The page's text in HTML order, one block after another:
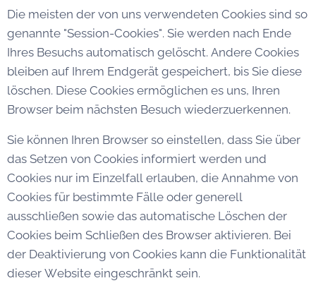
Die meisten der von uns verwendeten Cookies sind so
genannte "Session-Cookies". Sie werden nach Ende
Ihres Besuchs automatisch gelöscht. Andere Cookies
bleiben auf Ihrem Endgerät gespeichert, bis Sie diese
löschen. Diese Cookies ermöglichen es uns, Ihren
Browser beim nächsten Besuch wiederzuerkennen.
Sie können Ihren Browser so einstellen, dass Sie über
das Setzen von Cookies informiert werden und
Cookies nur im Einzelfall erlauben, die Annahme von
Cookies für bestimmte Fälle oder generell
ausschließen sowie das automatische Löschen der
Cookies beim Schließen des Browser aktivieren. Bei
der Deaktivierung von Cookies kann die Funktionalität
dieser Website eingeschränkt sein.